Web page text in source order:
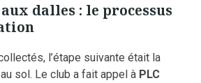
dalles : le processus
l’étape suivante était la
sol. Le club a fait appel à PLC